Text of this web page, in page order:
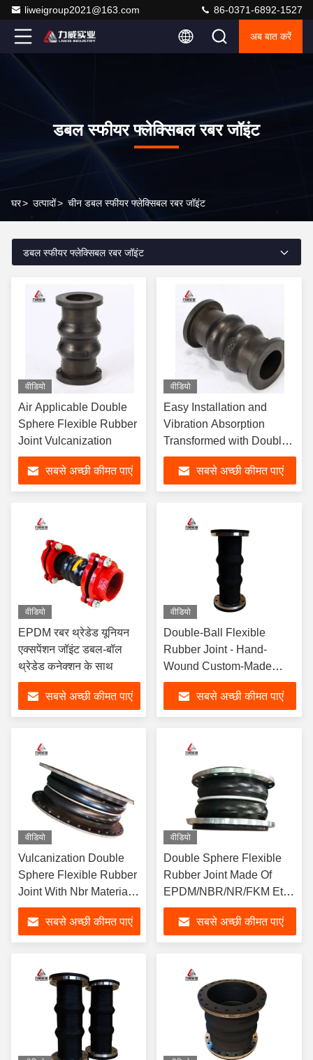
liweigroup2021@163.com 86-0371-6892-1527
अब बात करें
डबल स्फीयर फ्लेक्सिबल रबर जॉइंट
घर> उत्पादों> चीन डबल स्फीयर फ्लेक्सिबल रबर जॉइंट
डबल स्फीयर फ्लेक्सिबल रबर जॉइंट
वीडियो
Air Applicable Double
Sphere Flexible Rubber
Joint Vulcanization
सबसे अच्छी कीमत पाएं
वीडियो
Easy Installation and
Vibration Absorption
Transformed with Double
Sphere Flexible Rubber
Joint
सबसे अच्छी कीमत पाएं
वीडियो
EPDM रबर थ्रेडेड यूनियन
एक्सपेंशन जॉइंट डबल-बॉल
थ्रेडेड कनेक्शन के साथ
सबसे अच्छी कीमत पाएं
वीडियो
Double-Ball Flexible
Rubber Joint - Hand-
Wound Custom-Made
Model
सबसे अच्छी कीमत पाएं
वीडियो
Vulcanization Double
Sphere Flexible Rubber
Joint With Nbr Material
And Product Drawings
Offer सबसे अच्छी कीमत पाएं
वीडियो
Double Sphere Flexible
Rubber Joint Made Of
EPDM/NBR/NR/FKM Etc
For Construction Projects
सबसे अच्छी कीमत पाएं